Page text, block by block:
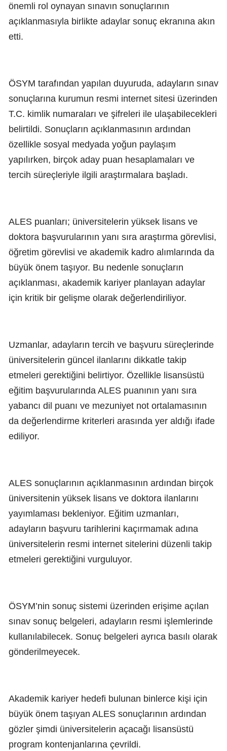
önemli rol oynayan sınavın sonuçlarının
açıklanmasıyla birlikte adaylar sonuç ekranına akın
etti.
ÖSYM tarafından yapılan duyuruda, adayların sınav
sonuçlarına kurumun resmi internet sitesi üzerinden
T.C. kimlik numaraları ve şifreleri ile ulaşabilecekleri
belirtildi. Sonuçların açıklanmasının ardından
özellikle sosyal medyada yoğun paylaşım
yapılırken, birçok aday puan hesaplamaları ve
tercih süreçleriyle ilgili araştırmalara başladı.
ALES puanları; üniversitelerin yüksek lisans ve
doktora başvurularının yanı sıra araştırma görevlisi,
öğretim görevlisi ve akademik kadro alımlarında da
büyük önem taşıyor. Bu nedenle sonuçların
açıklanması, akademik kariyer planlayan adaylar
için kritik bir gelişme olarak değerlendiriliyor.
Uzmanlar, adayların tercih ve başvuru süreçlerinde
üniversitelerin güncel ilanlarını dikkatle takip
etmeleri gerektiğini belirtiyor. Özellikle lisansüstü
eğitim başvurularında ALES puanının yanı sıra
yabancı dil puanı ve mezuniyet not ortalamasının
da değerlendirme kriterleri arasında yer aldığı ifade
ediliyor.
ALES sonuçlarının açıklanmasının ardından birçok
üniversitenin yüksek lisans ve doktora ilanlarını
yayımlaması bekleniyor. Eğitim uzmanları,
adayların başvuru tarihlerini kaçırmamak adına
üniversitelerin resmi internet sitelerini düzenli takip
etmeleri gerektiğini vurguluyor.
ÖSYM’nin sonuç sistemi üzerinden erişime açılan
sınav sonuç belgeleri, adayların resmi işlemlerinde
kullanılabilecek. Sonuç belgeleri ayrıca basılı olarak
gönderilmeyecek.
Akademik kariyer hedefi bulunan binlerce kişi için
büyük önem taşıyan ALES sonuçlarının ardından
gözler şimdi üniversitelerin açacağı lisansüstü
program kontenjanlarına çevrildi.